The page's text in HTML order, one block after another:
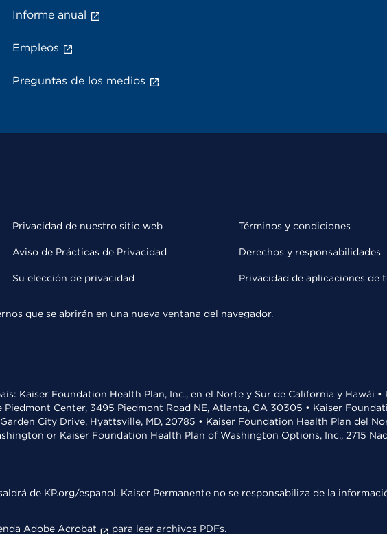
Informe anual
Empleos
Preguntas de los medios
Privacidad de nuestro sitio web
Aviso de Prácticas de Privacidad
Su elección de privacidad
Términos y condiciones
Derechos y responsabilidades
Privacidad de aplicaciones de
que se abrirán en una nueva ventana del navegador.
Kaiser Foundation Health Plan, Inc., en el Norte y Sur de California y Hawái
Center, 3495 Piedmont Road NE, Atlanta, GA 30305 • Kaiser
City Drive, Hyattsville, MD, 20785 • Kaiser Foundation Health Plan del
or Kaiser Foundation Health Plan of Washington Options, Inc., 2715
de KP.org/espanol. Kaiser Permanente no se responsabiliza de la
Adobe Acrobat para leer archivos PDFs.